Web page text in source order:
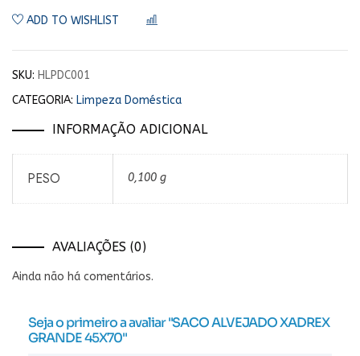
ADD TO WISHLIST
SKU: HLPDC001
CATEGORIA: Limpeza Doméstica
INFORMAÇÃO ADICIONAL
PESO 0,100 g
AVALIAÇÕES (0)
Ainda não há comentários.
Seja o primeiro a avaliar "SACO ALVEJADO XADREX
GRANDE 45X70"